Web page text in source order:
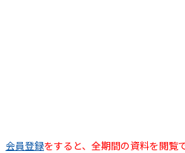
会員登録をすると、全期間の資料を閲覧